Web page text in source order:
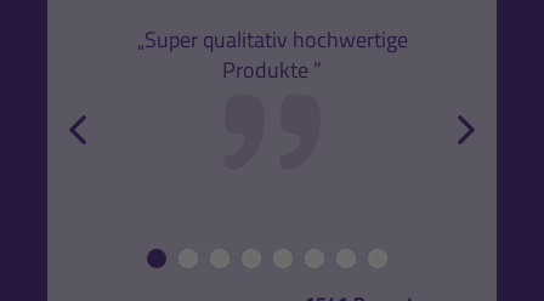
„Super qualitativ hochwertige
Produkte ”